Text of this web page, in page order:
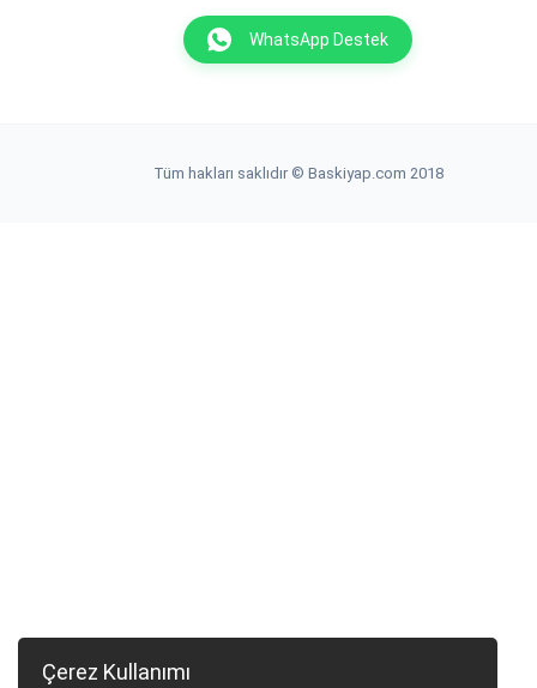
WhatsApp Destek
Tüm hakları saklıdır © Baskiyap.com 2018
Çerez Kullanımı